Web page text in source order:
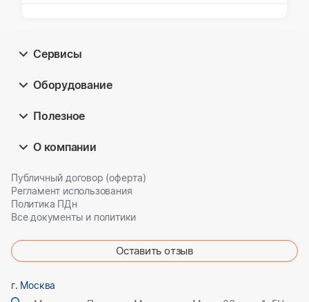
Сервисы
Оборудование
Полезное
О компании
Публичный договор (оферта)
Регламент использования
Политика ПДн
Все документы и политики
Оставить отзыв
г. Москва